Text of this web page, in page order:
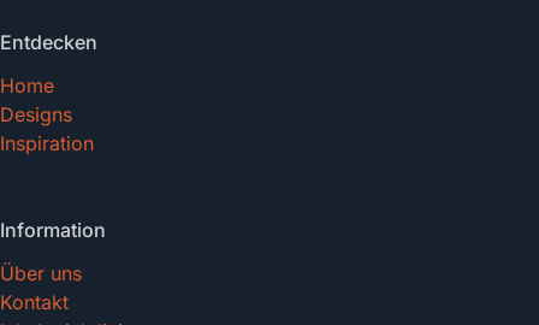
Entdecken
Home
Designs
Inspiration
Information
Über uns
Kontakt